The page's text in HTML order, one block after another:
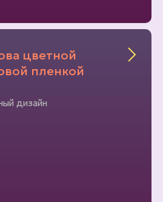
цветной
пленкой
дизайн